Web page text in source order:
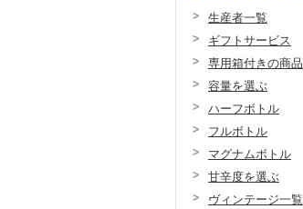
生産者一覧
ギフトサービス
専用箱付きの商品
容量を選ぶ
ハーフボトル
フルボトル
マグナムボトル
甘辛度を選ぶ
ヴィンテージ一覧